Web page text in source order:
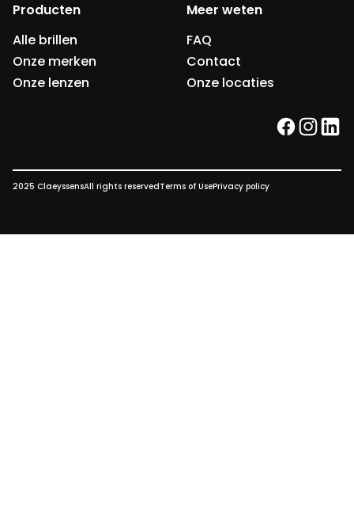
Producten
Alle brillen
Onze merken
Onze lenzen
Meer weten
FAQ
Contact
Onze locaties
facebook
2025 ClaeyssensAll rights reservedTerms of UsePrivacy policy